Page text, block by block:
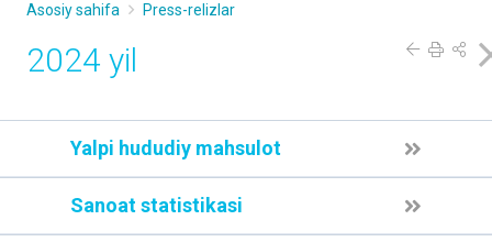
Asosiy sahifa Press-relizlar
2024 yil
Yalpi hududiy mahsulot
Sanoat statistikasi